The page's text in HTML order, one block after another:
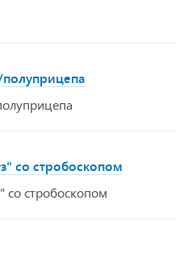
со стробоскопом
со стробоскопом